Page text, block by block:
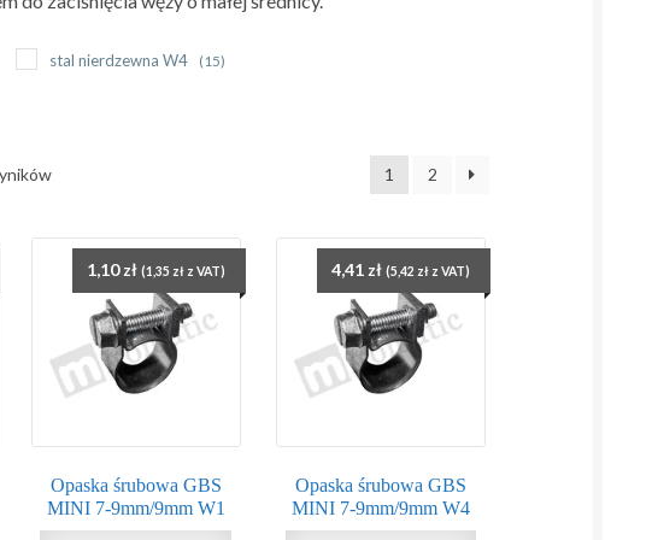
stal nierdzewna W4 (15)
1 2
Opaska śrubowa GBS
MINI 7-9mm/9mm W1
1,10zł (1,35 złz VAT)
Opaska śrubowa GBS
MINI 7-9mm/9mm W4
4,41 zł (5,42 złz VAT)